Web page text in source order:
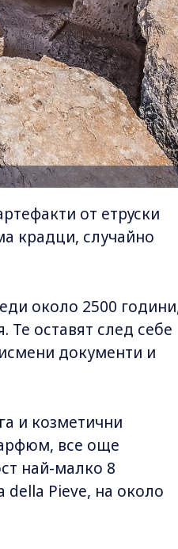
от етруски
крадци, случайно
около 2500
оставят след себе
документи и
и козметични
все още
най-малко 8
della Pieve, на около